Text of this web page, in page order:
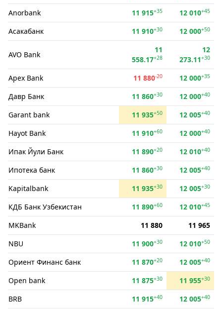
Anorbank 11 915+35 12 010+45
Асакабанк 11 910+30 12 000+50
AVO Bank
11
558.17+28
12
273.11+30
Apex Bank 11 880-20 12 000+35
Давр Банк 11 860+30 12 000+40
Garant bank 11 935+50 12 005+40
Hayot Bank 11 910+60 12 000+40
Ипак Йули Банк 11 890+20 12 010+40
Ипотека банк 11 860+30 12 005+40
Kapitalbank 11 935+30 12 005+30
КДБ Банк Узбекистан 11 890+60 12 010+45
MKBank 11 880
11 965
NBU
11 900+30 12 010+50
Ориент Финанс банк 11 870+20 12 005+40
Open bank 11 875+30 11 955+30
BRB 11 915+40 12 005+40